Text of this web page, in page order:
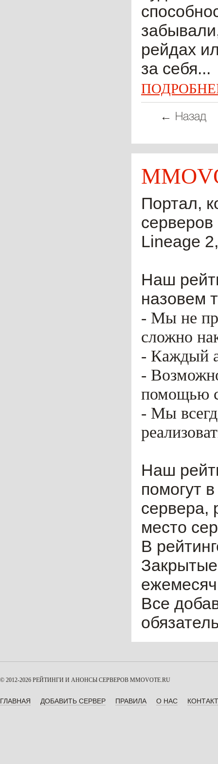
рейдах
за себя...
← Назад
Портал,
Lineage
Наш
назовем
- Мы не
сложно
- Каждый
-
помощью
- Мы
Наш
помогут
сервера,
место
В
Все
© 2012-2026 РЕЙТИНГИ И АНОНСЫ СЕРВЕРОВ MMOVOTE.RU
ГЛАВНАЯ ДОБАВИТЬ СЕРВЕР ПРАВИЛА О НАС